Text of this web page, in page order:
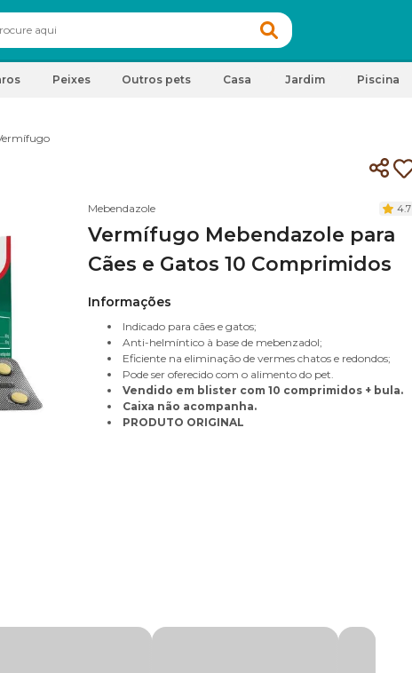
Peixes Outros pets Casa Jardim Piscina
Mebendazole 4.7
Vermífugo Mebendazole para
Cães e Gatos 10 Comprimidos
Informações
Indicado para cães e gatos;
Anti-helmíntico à base de mebenzadol;
Eficiente na eliminação de vermes chatos e redondos;
Pode ser oferecido com o alimento do pet.
Vendido em blister com 10 comprimidos + bula.
Caixa não acompanha.
PRODUTO ORIGINAL